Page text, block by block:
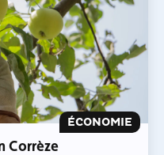
ÉCONOMIE
Corrèze